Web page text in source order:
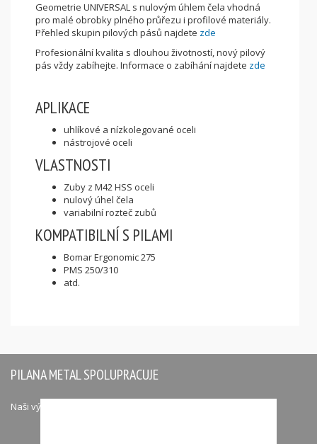
Geometrie UNIVERSAL s nulovým úhlem čela vhodná
pro malé obrobky plného průřezu i profilové materiály.
Přehled skupin pilových pásů najdete zde
Profesionální kvalita s dlouhou životností, nový pilový
pás vždy zabíhejte. Informace o zabíhání najdete zde
APLIKACE
uhlíkové a nízkolegované oceli
nástrojové oceli
VLASTNOSTI
Zuby z M42 HSS oceli
nulový úhel čela
variabilní rozteč zubů
KOMPATIBILNÍ S PILAMI
Bomar Ergonomic 275
PMS 250/310
atd.
PILANA METAL SPOLUPRACUJE
Naši významní partneři